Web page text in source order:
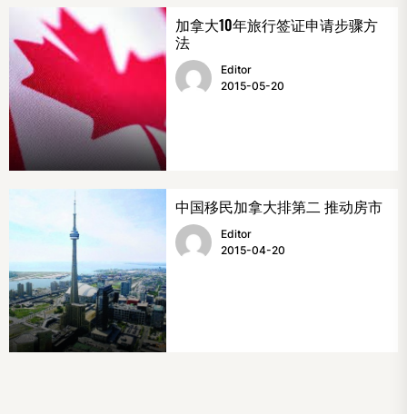
加拿大10年旅行签证申请步骤方
法
Editor
2015-05-20
中国移民加拿大排第二 推动房市
Editor
2015-04-20